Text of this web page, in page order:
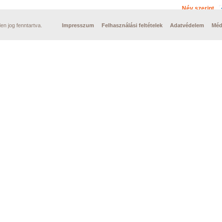
Név szerint
jog fenntartva. Impresszum Felhasználási feltételek Adatvédelem